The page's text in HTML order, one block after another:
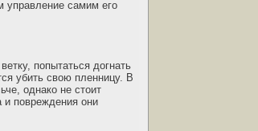
управление самим его
попытаться догнать
убить свою пленницу. В
однако не стоит
и повреждения они